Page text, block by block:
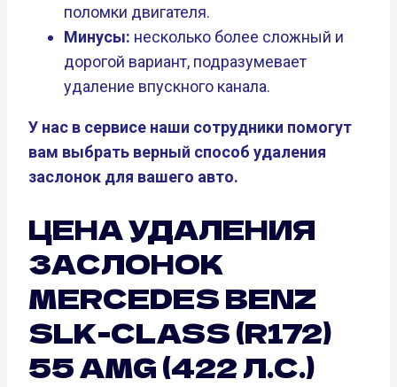
поломки двигателя.
Минусы: несколько более сложный и
дорогой вариант, подразумевает
удаление впускного канала.
У нас в сервисе наши сотрудники помогут
вам выбрать верный способ удаления
заслонок для вашего авто.
ЦЕНА УДАЛЕНИЯ
ЗАСЛОНОК
MERCEDES BENZ
SLK-CLASS (R172)
55 AMG (422 Л.С.)